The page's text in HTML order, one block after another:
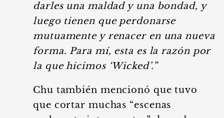
darles una maldad y una bondad, y
luego tienen que perdonarse
mutuamente y renacer en una nueva
forma. Para mí, esta es la razón por
la que hicimos ‘Wicked’.”
Chu también mencionó que tuvo
que cortar muchas “escenas